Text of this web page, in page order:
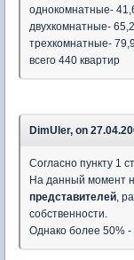
однокомнатные-
двухкомнатные-
трехкомнатные-
всего 440 квартир
DimUler, on
Согласно пункту 1
На данный момент
представителей,
собственности.
Однако более 50% -